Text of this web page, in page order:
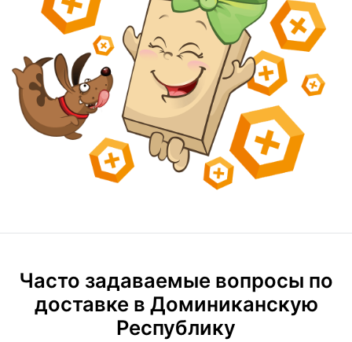
Часто задаваемые вопросы по
доставке в Доминиканскую
Республику